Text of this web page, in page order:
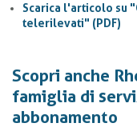
Scarica l'articolo su
telerilevati" (PDF)
Scopri anche
famiglia di
abbonamento